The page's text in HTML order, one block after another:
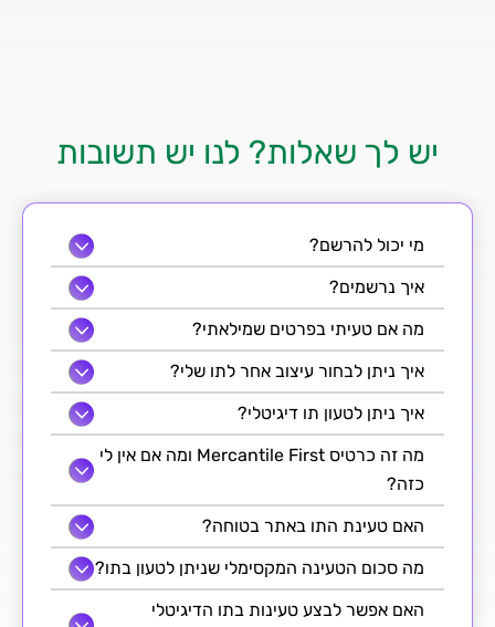
יש לך שאלות? לנו יש תשובות
מי יכול להרשם?
איך נרשמים?
מה אם טעיתי בפרטים שמילאתי?
איך ניתן לבחור עיצוב אחר לתו שלי?
איך ניתן לטעון תו דיגיטלי?
מה זה כרטיס Mercantile First ומה אם אין לי
כזה?
האם טעינת התו באתר בטוחה?
מה סכום הטעינה המקסימלי שניתן לטעון בתו?
האם אפשר לבצע טעינות בתו הדיגיטלי